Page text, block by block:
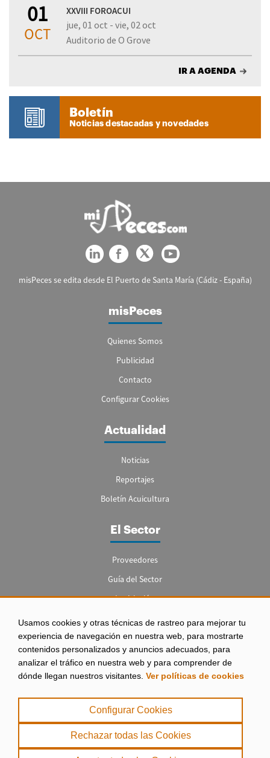
Usamos cookies y otras técnicas de rastreo para mejorar tu
experiencia de navegación en nuestra web, para mostrarte
contenidos personalizados y anuncios adecuados, para
analizar el tráfico en nuestra web y para comprender de
dónde llegan nuestros visitantes. Ver políticas de cookies
Configurar Cookies
Rechazar todas las Cookies
01
OCT
XXVIII FOROACUI
jue, 01 oct - vie, 02 oct
Auditorio de O Grove
IR A AGENDA
Boletín
Noticias destacadas y novedades
misPeces se edita desde El Puerto de Santa María (Cádiz - España)
misPeces
Quienes Somos
Publicidad
Contacto
Configurar Cookies
Actualidad
Noticias
Reportajes
Boletín Acuicultura
El Sector
Proveedores
Guía del Sector
Legislación
Empleo
Aviso legal
|
Política de Privacidad
|